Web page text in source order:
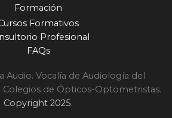
Formación
Formativos
Profesional
FAQs
Audio. Vocalía de Audiología del
Colegios de Ópticos-Optometristas.
Copyright 2025.